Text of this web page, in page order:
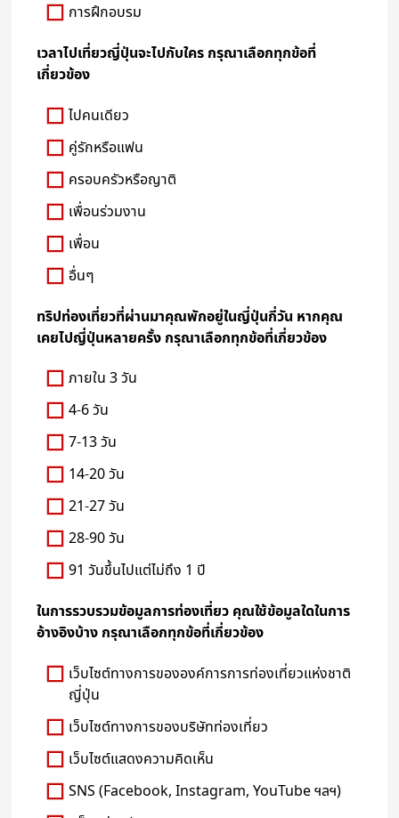
การฝึกอบรม
เวลาไปเที่ยวญี่ปุ่นจะไปกับใคร กรุณาเลือกทุกข้อที่
เกี่ยวข้อง
ไปคนเดียว
คู่รักหรือแฟน
ครอบครัวหรือญาติ
เพื่อนร่วมงาน
เพื่อน
อื่นๆ
ทริปท่องเที่ยวที่ผ่านมาคุณพักอยู่ในญี่ปุ่นกี่วัน หากคุณ
เคยไปญี่ปุ่นหลายครั้ง กรุณาเลือกทุกข้อที่เกี่ยวข้อง
ภายใน 3 วัน
4-6 วัน
7-13 วัน
14-20 วัน
21-27 วัน
28-90 วัน
91 วันขึ้นไปแต่ไม่ถึง 1 ปี
ในการรวบรวมข้อมูลการท่องเที่ยว คุณใช้ข้อมูลใดในการ
อ้างอิงบ้าง กรุณาเลือกทุกข้อที่เกี่ยวข้อง
เว็บไซต์ทางการขององค์การการท่องเที่ยวแห่งชาติ
ญี่ปุ่น
เว็บไซต์ทางการของบริษัทท่องเที่ยว
เว็บไซต์แสดงความคิดเห็น
SNS (Facebook, Instagram, YouTube ฯลฯ)